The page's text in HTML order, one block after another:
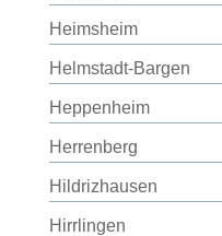
Heimsheim
Helmstadt-Bargen
Heppenheim
Herrenberg
Hildrizhausen
Hirrlingen